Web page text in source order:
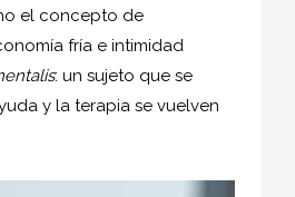
el concepto de
fría e intimidad
: un sujeto que se
y la terapia se vuelven